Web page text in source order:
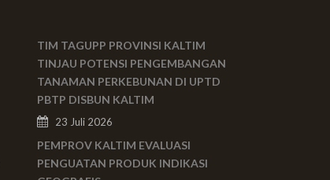
TIM TAGUPP PROVINSI KALTIM
TINJAU POTENSI PENGEMBANGAN
TANAMAN PERKEBUNAN DI UPTD
PBTP DISBUN KALTIM
23 Juli 2026
PEMPROV KALTIM EVALUASI
PENGUATAN PRODUK INDIKASI